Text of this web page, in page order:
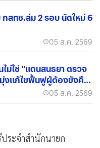
สทช.ล่ม 2 รอบ นัดใหม่ 6
05 ส.ค. 2569
ม่ใช่ "แดนสนธยา ตรวจ
มุ่งแก้ไขฟื้นฟูผู้ต้องขังคืน
05 ส.ค. 2569
ระจำสำนักนายก